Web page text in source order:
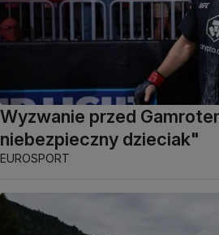
Wyzwanie przed
niebezpieczny dzieciak"
EUROSPORT